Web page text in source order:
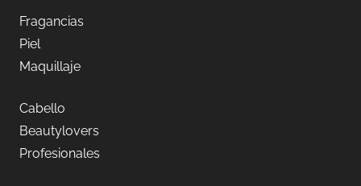
Fragancias
Piel
Maquillaje
Cabello
Beautylovers
Profesionales